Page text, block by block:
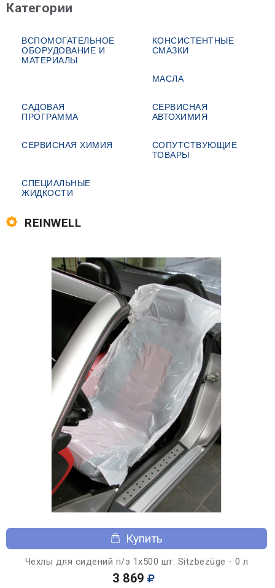
Категории
ВСПОМОГАТЕЛЬНОЕ
ОБОРУДОВАНИЕ И
МАТЕРИАЛЫ
КОНСИСТЕНТНЫЕ
СМАЗКИ
МАСЛА
САДОВАЯ
ПРОГРАММА
СЕРВИСНАЯ
АВТОХИМИЯ
СЕРВИСНАЯ ХИМИЯ
СОПУТСТВУЮЩИЕ
ТОВАРЫ
СПЕЦИАЛЬНЫЕ
ЖИДКОСТИ
REINWELL
Купить
Чехлы для сидений п/э 1х500 шт. Sitzbezüge - 0 л
3 869